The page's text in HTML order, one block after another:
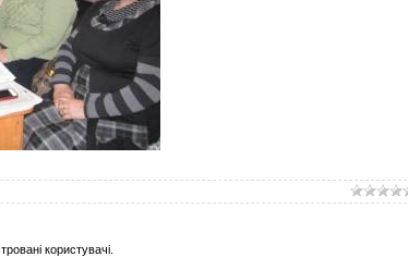
користувачі.